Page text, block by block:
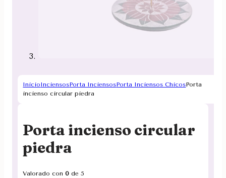
InicioInciensosPorta InciensosPorta Inciensos ChicosPorta
incienso circular piedra
Porta incienso circular
piedra
Valorado con0 de 5